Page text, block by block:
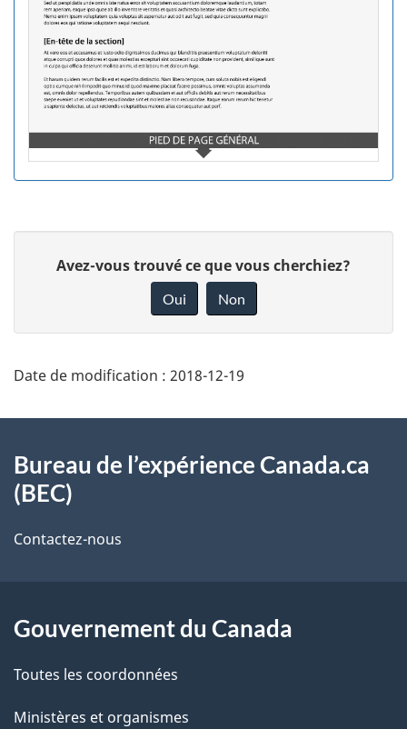
a
i
d
e
a
a
g
e
e
o
t
e
t
o
a
Avez-vous trouvé ce que vous cherchiez?
Oui Non
Date de modification : 2018-12-19
propos
de
ce
Bureau de l’expérience Canada.ca
(BEC)
Contactez-nous
Gouvernement du Canada
Toutes les coordonnées
Ministères et organismes